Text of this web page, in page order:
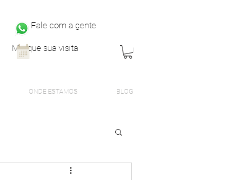
Fale com a gente
Marque sua visita
ONDE ESTAMOS BLOG